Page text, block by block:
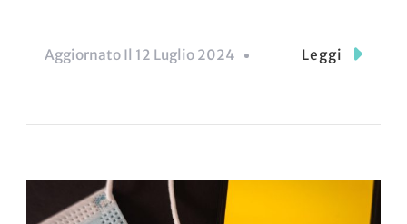
Aggiornato Il 12 Luglio 2024 Leggi